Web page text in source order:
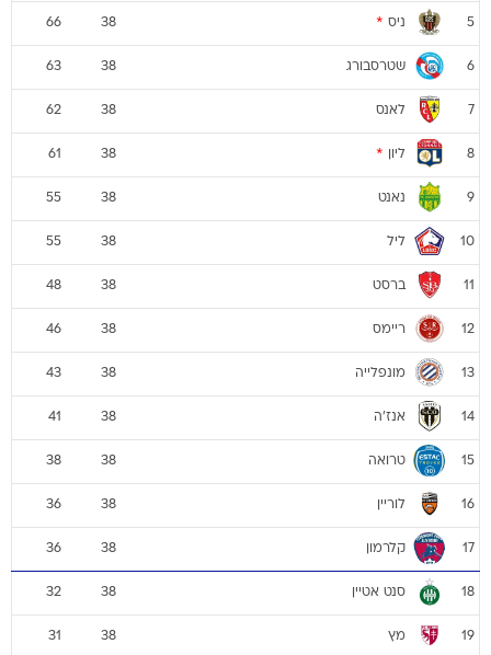
5 ניס *
38
66
6 שטרסבורג 38
63
7 לאנס 38
62
8 ליון *
38
61
9 נאנט 38
55
10 ליל 38
55
11 ברסט 38
48
12 ריימס 38
46
13 מונפלייה 38
43
14 אנז'ה 38
41
15 טרואה 38
38
16 לוריין 38
36
17 קלרמון 38
36
18 סנט אטיין 38
32
19 מץ 38
31